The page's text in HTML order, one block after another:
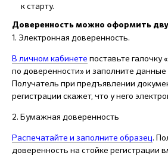
к старту.
Доверенность можно оформить
1. Электронная доверенность.
В личном кабинете поставьте галочку
по доверенности» и заполните данные
Получатель при предъявлении
регистрации скажет, что у него
2. Бумажная доверенность
Распечатайте и заполните образец.
доверенность на стойке регистрации